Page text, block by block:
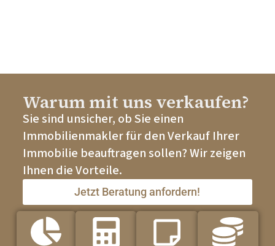
Warum mit uns verkaufen?
Sie sind unsicher, ob Sie einen
Immobilienmakler für den Verkauf Ihrer
Immobilie beauftragen sollen? Wir zeigen
Ihnen die Vorteile.
Jetzt Beratung anfordern!